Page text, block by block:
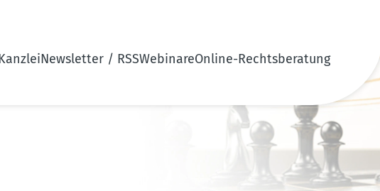
Newsletter / RSSWebinareOnline-Rechtsberatung